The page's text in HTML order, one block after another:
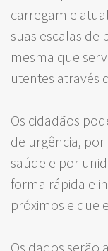
carregam e
suas escalas de
mesma que
utentes através
Os cidadãos
de urgência,
saúde e por
forma rápida e
próximos e que
Os dados serão